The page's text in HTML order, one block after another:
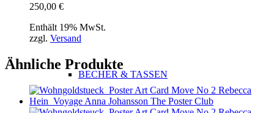
BECHER & TASSEN
250,00 €
Enthält 19% MwSt.
zzgl. Versand
Ähnliche Produkte